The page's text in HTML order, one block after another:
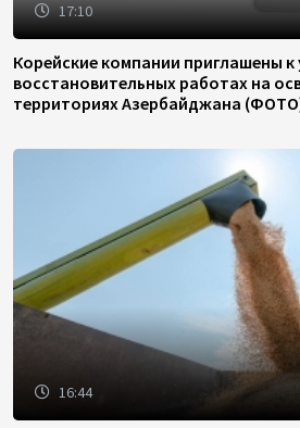
17:10
Корейские компании приглашены к
восстановительных работах на
территориях Азербайджана
16:44